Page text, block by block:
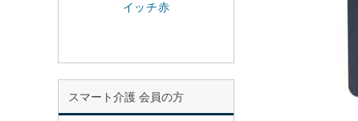
イッチ赤
スマート介護 会員の方